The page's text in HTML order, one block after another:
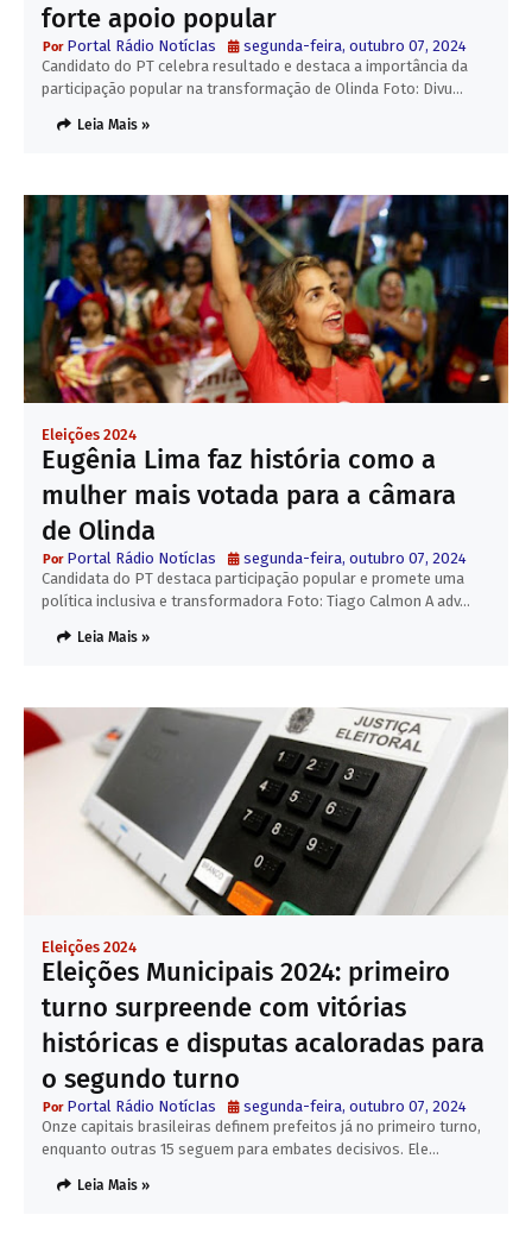
forte apoio popular
Portal Rádio NotícIas
segunda-feira, outubro 07, 2024
Candidato do PT celebra resultado e destaca a importância da
participação popular na transformação de Olinda Foto: Divu…
Leia Mais »
Eleições 2024
Eugênia Lima faz história como a
mulher mais votada para a câmara
de Olinda
Portal Rádio NotícIas
segunda-feira, outubro 07, 2024
Candidata do PT destaca participação popular e promete uma
política inclusiva e transformadora Foto: Tiago Calmon A adv…
Leia Mais »
Eleições 2024
Eleições Municipais 2024: primeiro
turno surpreende com vitórias
históricas e disputas acaloradas para
o segundo turno
Portal Rádio NotícIas
segunda-feira, outubro 07, 2024
Onze capitais brasileiras definem prefeitos já no primeiro turno,
enquanto outras 15 seguem para embates decisivos. Ele…
Leia Mais »